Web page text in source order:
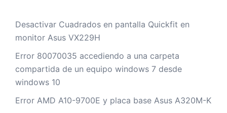
Desactivar Cuadrados en pantalla Quickfit en
monitor Asus VX229H
Error 80070035 accediendo a una carpeta
compartida de un equipo windows 7 desde
windows 10
Error AMD A10-9700E y placa base Asus A320M-K